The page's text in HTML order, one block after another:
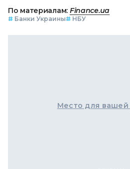
По материалам: Finance.ua
# Банки Украины# НБУ
Место для